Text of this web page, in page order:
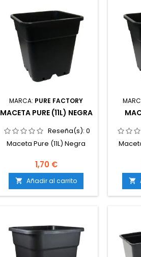
MARCA: PURE FACTORY
MACETA PURE (11L) NEGRA
Reseña(s): 0
Maceta Pure (11L) Negra
1,70 €
 Añadir al carrito 